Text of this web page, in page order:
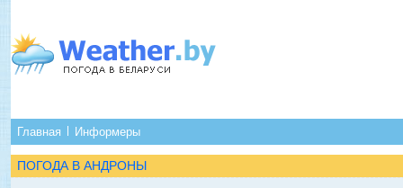
Главная Информеры
ПОГОДА В АНДРОНЫ